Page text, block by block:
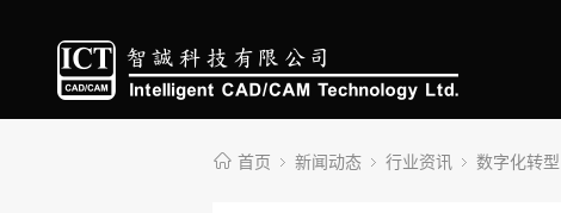
首页 新闻动态 行业资讯 数字化转型